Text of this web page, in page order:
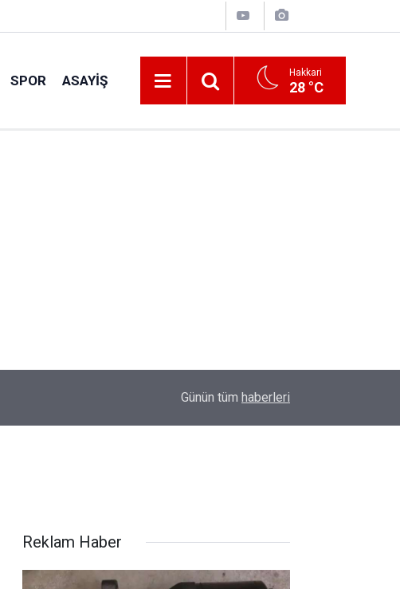
SPOR ASAYIŞ Hakkari
28 °C
Hakkari'de anız yangını İtfaiyenin hızlı
Günün tüm haberleri
Reklam Haber